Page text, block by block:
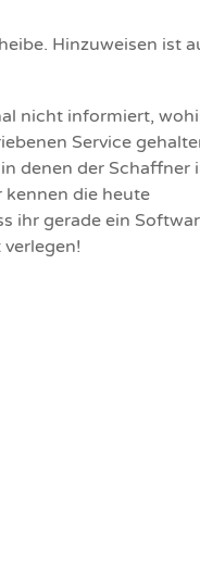
Hinzuweisen ist
nicht informiert,
Service
denen der Schaffner
kennen die heute
ihr gerade ein